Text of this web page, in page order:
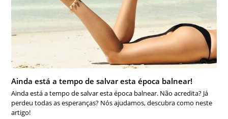
Ainda está a tempo de salvar esta época balnear!
Ainda está a tempo de salvar esta época balnear. Não acredita? Já
perdeu todas as esperanças? Nós ajudamos, descubra como neste
artigo!